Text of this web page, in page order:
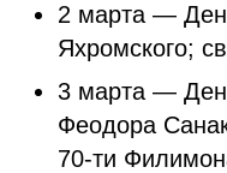
2 марта —
Яхромского;
3 марта —
Феодора
70-ти